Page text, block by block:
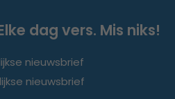
dag vers. Mis niks!
nieuwsbrief
nieuwsbrief